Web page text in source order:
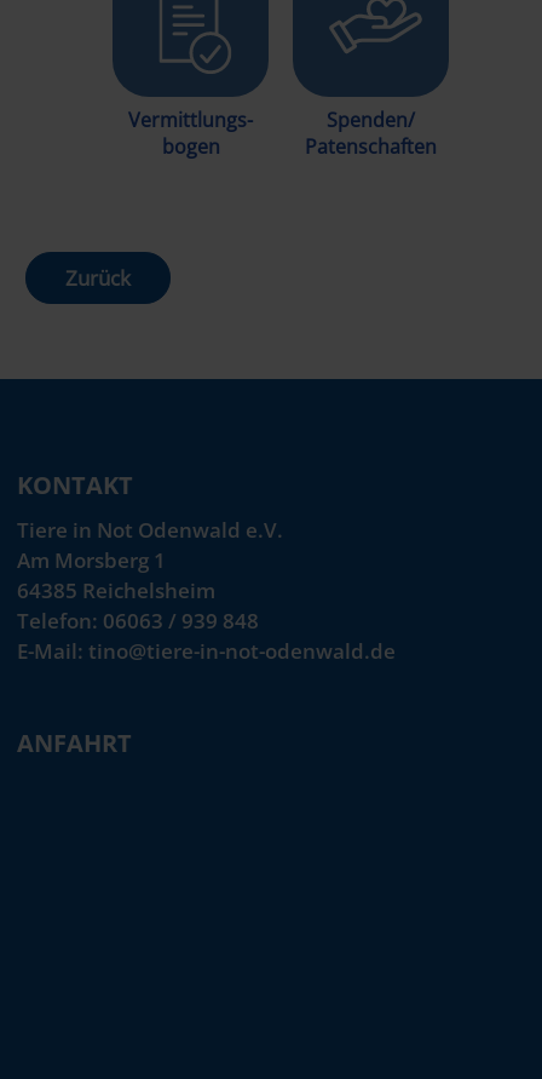
Vermittlungs-
bogen
Spenden/
Patenschaften
Zurück
KONTAKT
Tiere in Not Odenwald e.V.
Am Morsberg 1
64385 Reichelsheim
Telefon: 06063 / 939 848
E-Mail: tino@tiere-in-not-odenwald.de
ANFAHRT